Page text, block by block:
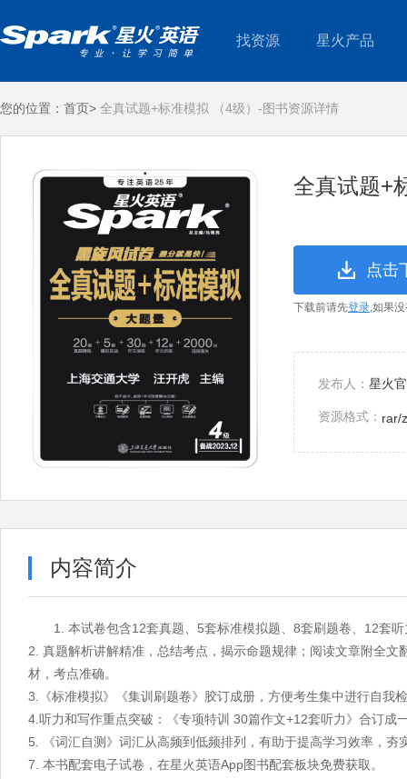
找资源 星火产品
您的位置： 首页> 全真试题+标准模拟 （4级）-图书资源详情
全真试题+
点击
下载前请先登录,如果
发布人： 星火
资源格式： rar/
内容简介
1. 本试卷包含12套真题、5套标准模拟题、8套刷题卷、12套
2. 真题解析讲解精准，总结考点，揭示命题规律；阅读文章附全
材，考点准确。
3.《标准模拟》《集训刷题卷》胶订成册，方便考生集中进行自我
4.听力和写作重点突破：《专项特训 30篇作文+12套听力》合订成
5. 《词汇自测》词汇从高频到低频排列，有助于提高学习效率，夯
7. 本书配套电子试卷，在星火英语App图书配套板块免费获取。